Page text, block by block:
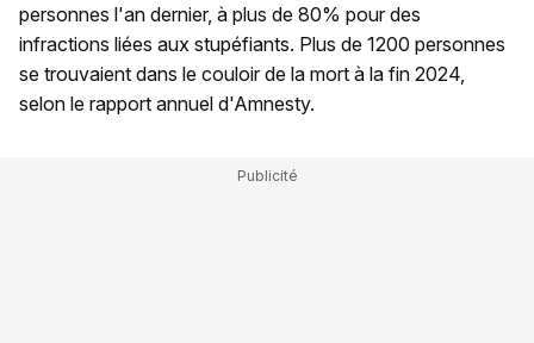
personnes l'an dernier, à plus de 80% pour des
infractions liées aux stupéfiants. Plus de 1200 personnes
se trouvaient dans le couloir de la mort à la fin 2024,
selon le rapport annuel d'Amnesty.